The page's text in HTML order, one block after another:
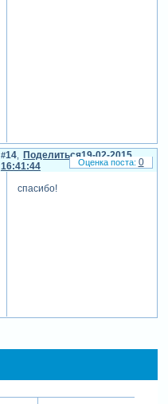
Поделиться
14
19-02-2015
16:41:44
спасибо!
0